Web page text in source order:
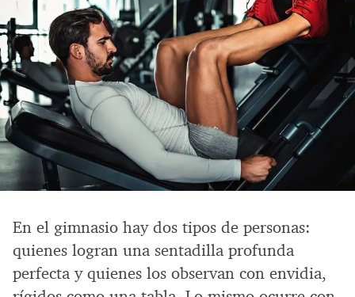
En el gimnasio hay dos tipos de personas:
quienes logran una sentadilla profunda
perfecta y quienes los observan con envidia,